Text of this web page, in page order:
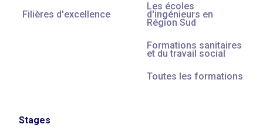
Filières d'excellence
Les écoles
d'ingénieurs en
Région Sud
Formations sanitaires
et du travail social
Toutes les formations
Stages